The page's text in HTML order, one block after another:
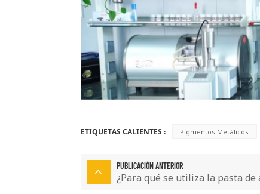
ETIQUETAS CALIENTES : Pigmentos Metálicos
PUBLICACIÓN ANTERIOR
¿Para qué se utiliza la pasta de